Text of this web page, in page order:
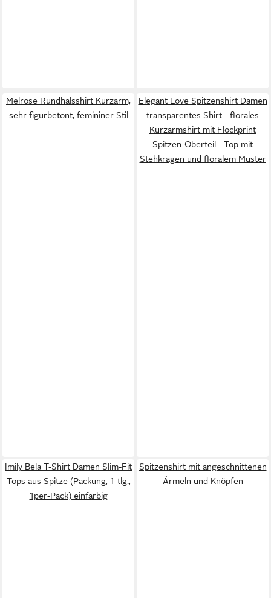
Melrose Rundhalsshirt Kurzarm,
sehr figurbetont, femininer Stil
Elegant Love Spitzenshirt Damen
transparentes Shirt - florales
Kurzarmshirt mit Flockprint
Spitzen-Oberteil - Top mit
Stehkragen und floralem Muster
Imily Bela T-Shirt Damen Slim-Fit
Tops aus Spitze (Packung, 1-tlg.,
1per-Pack) einfarbig
Spitzenshirt mit angeschnittenen
Ärmeln und Knöpfen